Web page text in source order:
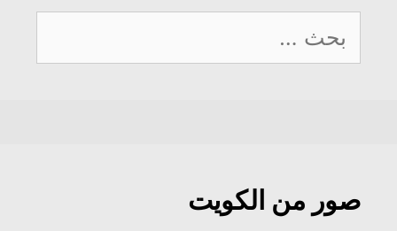
عن:
صور من الكويت